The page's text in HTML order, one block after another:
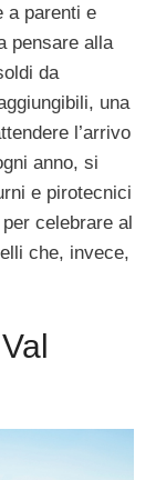
a parenti e
pensare alla
da
una
l’arrivo
anno, si
e pirotecnici
celebrare al
che, invece,